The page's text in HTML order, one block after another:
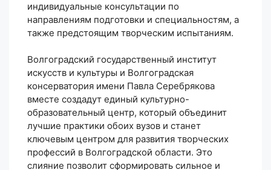
индивидуальные консультации по
направлениям подготовки и специальностям, а
также предстоящим творческим испытаниям.
Волгоградский государственный институт
искусств и культуры и Волгоградская
консерватория имени Павла Серебрякова
вместе создадут единый культурно-
образовательный центр, который объединит
лучшие практики обоих вузов и станет
ключевым центром для развития творческих
профессий в Волгоградской области. Это
слияние позволит сформировать сильное и